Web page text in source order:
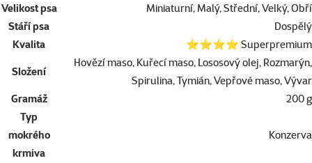
Velikost psa
Miniaturní, Malý, Střední, Velký, Obří
Stáří psa
Dospělý
Kvalita
⭐⭐⭐⭐ Superpremium
Složení
Hovězí maso, Kuřecí maso, Lososový olej, Rozmarýn,
Spirulina, Tymián, Vepřové maso, Vývar
Gramáž
200 g
Typ
mokrého
krmiva
Konzerva